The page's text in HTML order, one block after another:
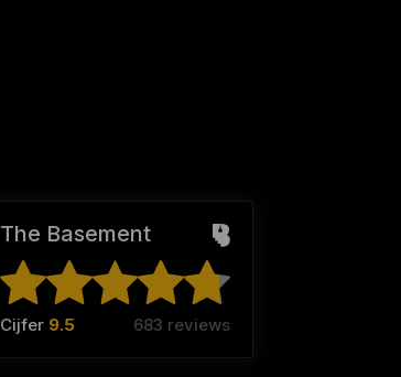
The Basement
Cijfer 9.5 683 reviews